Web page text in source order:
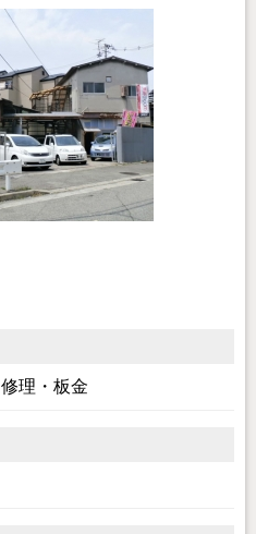
修理・板金